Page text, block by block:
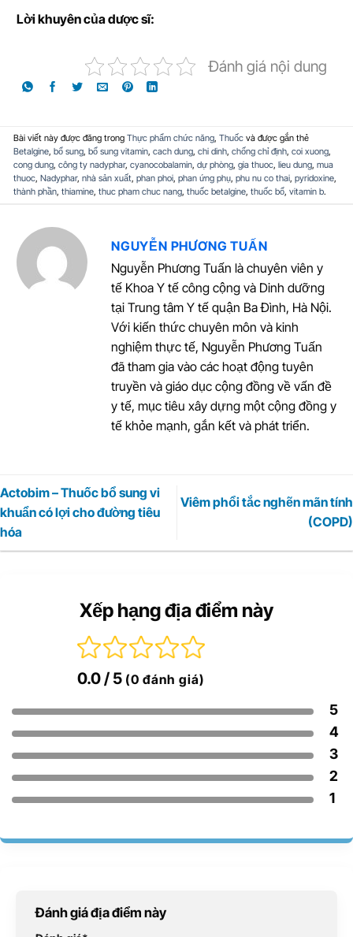
Lời khuyên của dược sĩ:
Đánh giá nội dung
Bài viết này được đăng trong Thực phẩm chức năng, Thuốcvà được gắn thẻ
Betalgine, bổ sung, bổ sung vitamin, cach dung, chi dinh, chống chỉ định, coi xuong,
cong dung, công ty nadyphar, cyanocobalamin, dự phòng, gia thuoc, lieu dung, mua
thuoc, Nadyphar, nhà sản xuất, phan phoi, phan ứng phụ, phu nu co thai, pyridoxine,
thành phần, thiamine, thuc pham chuc nang, thuốc betalgine, thuốc bổ, vitamin b.
NGUYỄN PHƯƠNG TUẤN
Nguyễn Phương Tuấn là chuyên viên y
tế Khoa Y tế công cộng và Dinh dưỡng
tại Trung tâm Y tế quận Ba Đình, Hà Nội.
Với kiến thức chuyên môn và kinh
nghiệm thực tế, Nguyễn Phương Tuấn
đã tham gia vào các hoạt động tuyên
truyền và giáo dục cộng đồng về vấn đề
y tế, mục tiêu xây dựng một cộng đồng y
tế khỏe mạnh, gắn kết và phát triển.
Actobim – Thuốc bổ sung vi
khuẩn có lợi cho đường tiêu
hóa
Viêm phổi tắc nghẽn mãn tính
(COPD)
Xếp hạng địa điểm này
0.0 / 5 (0 đánh giá)
5
4
3
2
1
Đánh giá địa điểm này